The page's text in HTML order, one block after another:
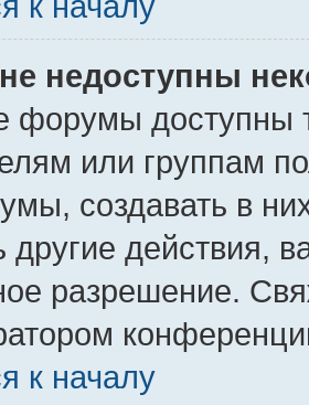
недоступны
форумы доступны
или группам
создавать в
другие действия,
разрешение.
к началу